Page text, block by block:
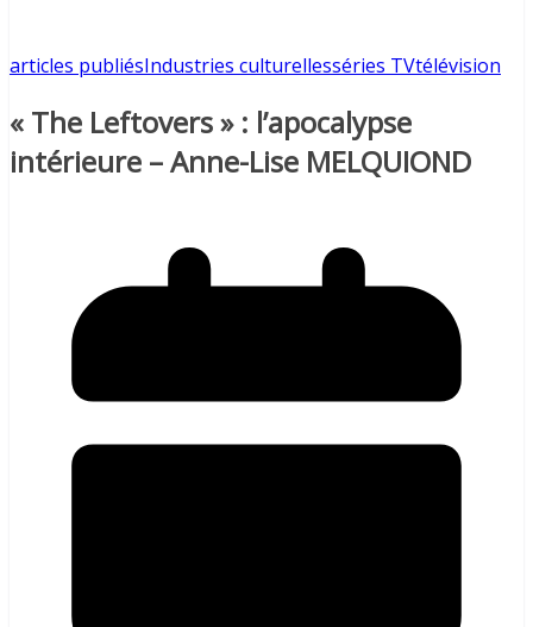
articles publiésIndustries culturellesséries TVtélévision
« The Leftovers » : l’apocalypse
intérieure – Anne-Lise MELQUIOND